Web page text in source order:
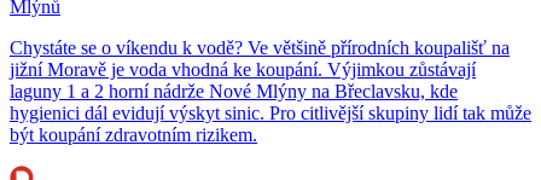
Mlýnů
Chystáte se o víkendu k vodě? Ve většině přírodních koupališť na
jižní Moravě je voda vhodná ke koupání. Výjimkou zůstávají
laguny 1 a 2 horní nádrže Nové Mlýny na Břeclavsku, kde
hygienici dál evidují výskyt sinic. Pro citlivější skupiny lidí tak může
být koupání zdravotním rizikem.